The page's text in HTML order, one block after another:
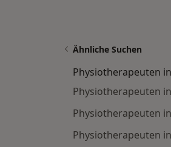
Ähnliche Suchen
Physiotherapeuten
Physiotherapeuten
Physiotherapeuten
Physiotherapeuten